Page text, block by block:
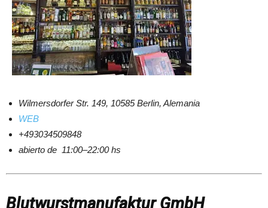
Wilmersdorfer Str. 149, 10585 Berlin, Alemania
WEB
+493034509848
abierto de 11:00–22:00 hs
Blutwurstmanufaktur GmbH